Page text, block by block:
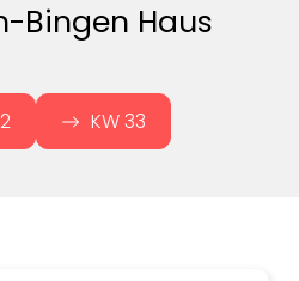
Bingen Haus
KW 33